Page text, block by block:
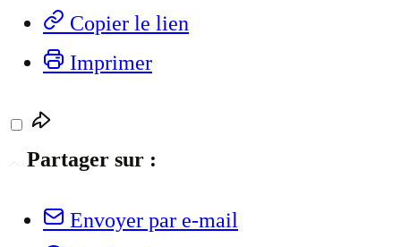
Copier le lien
Imprimer
Partager sur :
Envoyer par e-mail